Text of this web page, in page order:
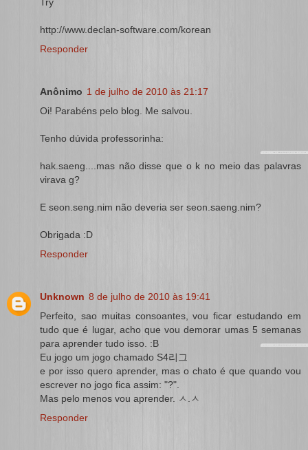
http://www.declan-software.com/korean
Responder
Anônimo 1 de julho de 2010 às 21:17
Oi! Parabéns pelo blog. Me salvou.
Tenho dúvida professorinha:
hak.saeng....mas não disse que o k no meio das palavras
virava g?
E seon.seng.nim não deveria ser seon.saeng.nim?
Obrigada :D
Responder
Unknown 8 de julho de 2010 às 19:41
Perfeito, sao muitas consoantes, vou ficar estudando em
tudo que é lugar, acho que vou demorar umas 5 semanas
para aprender tudo isso. :B
Eu jogo um jogo chamado S4리그
e por isso quero aprender, mas o chato é que quando vou
escrever no jogo fica assim: "?".
Mas pelo menos vou aprender. ㅅ.ㅅ
Responder